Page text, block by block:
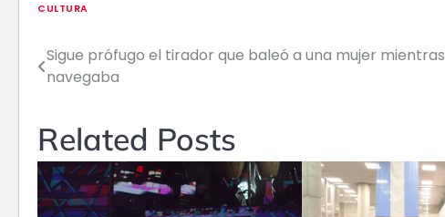
CULTURA
Navegación
entradas
Sigue prófugo el tirador que baleó a una mujer mientras
navegaba
Related Posts